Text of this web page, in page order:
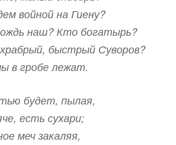
войной на Гиену?
наш? Кто богатырь?
быстрый Суворов?
в гробе лежат.
будет, пылая,
есть сухари;
меч закаляя,